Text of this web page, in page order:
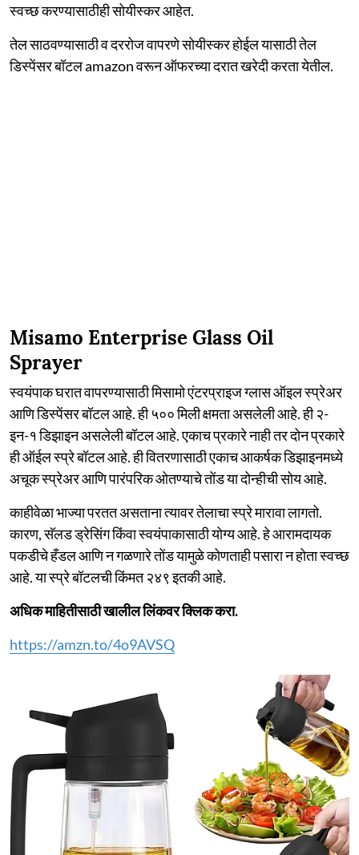
स्वच्छ करण्यासाठीही सोयीस्कर आहेत.
तेल साठवण्यासाठी व दररोज वापरणे सोयीस्कर होईल यासाठी तेल
डिस्पेंसर बॉटल amazon वरून ऑफरच्या दरात खरेदी करता येतील.
Misamo Enterprise Glass Oil
Sprayer
स्वयंपाक घरात वापरण्यासाठी मिसामो एंटरप्राइज ग्लास ऑइल स्प्रेअर
आणि डिस्पेंसर बॉटल आहे. ही ५०० मिली क्षमता असलेली आहे. ही २-
इन-१ डिझाइन असलेली बॉटल आहे. एकाच प्रकारे नाही तर दोन प्रकारे
ही ऑईल स्प्रे बॉटल आहे. ही वितरणासाठी एकाच आकर्षक डिझाइनमध्ये
अचूक स्प्रेअर आणि पारंपरिक ओतण्याचे तोंड या दोन्हीची सोय आहे.
काहीवेळा भाज्या परतत असताना त्यावर तेलाचा स्प्रे मारावा लागतो.
कारण, सॅलड ड्रेसिंग किंवा स्वयंपाकासाठी योग्य आहे. हे आरामदायक
पकडीचे हँडल आणि न गळणारे तोंड यामुळे कोणताही पसारा न होता स्वच्छ
आहे. या स्प्रे बॉटलची किंमत २४९ इतकी आहे.
अधिक माहितीसाठी खालील लिंकवर क्लिक करा.
https://amzn.to/4o9AVSQ